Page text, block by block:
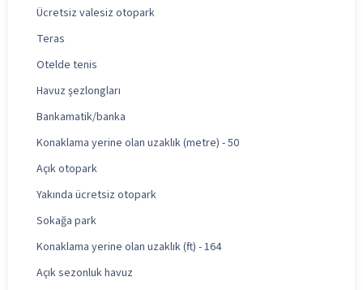
Ücretsiz valesiz otopark
Teras
Otelde tenis
Havuz şezlongları
Bankamatik/banka
Konaklama yerine olan uzaklık (metre) - 50
Açık otopark
Yakında ücretsiz otopark
Sokağa park
Konaklama yerine olan uzaklık (ft) - 164
Açık sezonluk havuz